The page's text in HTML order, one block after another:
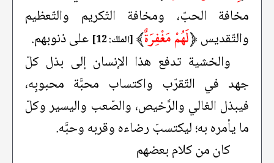
مخافة الحبّ، ومخافة التّكريم والتّعظيم
والتّقديس﴿لَهُمْ مَغْفِرَةٌ﴾ [الملك: 12]
على ذنوبهم.
والخشية تدفع هذا الإنسان إلى بذل كلّ
جهد في التّقرّب واكتساب محبَّة محبوبِه،
فيبذل الغالي والرَّخيص، والصّعب واليسير وكلّ
ما يأمره به؛ ليكتسبَ رضاءه وقربه وحبَّه.
كان من كلام بعضهم